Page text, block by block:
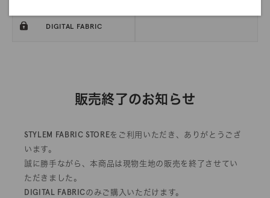
販売終了のお知らせ
STYLEM FABRIC STOREをご利用いただき、ありがとうござ
います。
誠に勝手ながら、本商品は現物生地の販売を終了させてい
ただきました。
DIGITAL FABRICのみご購入いただけます。
DIGITAL FABRIC